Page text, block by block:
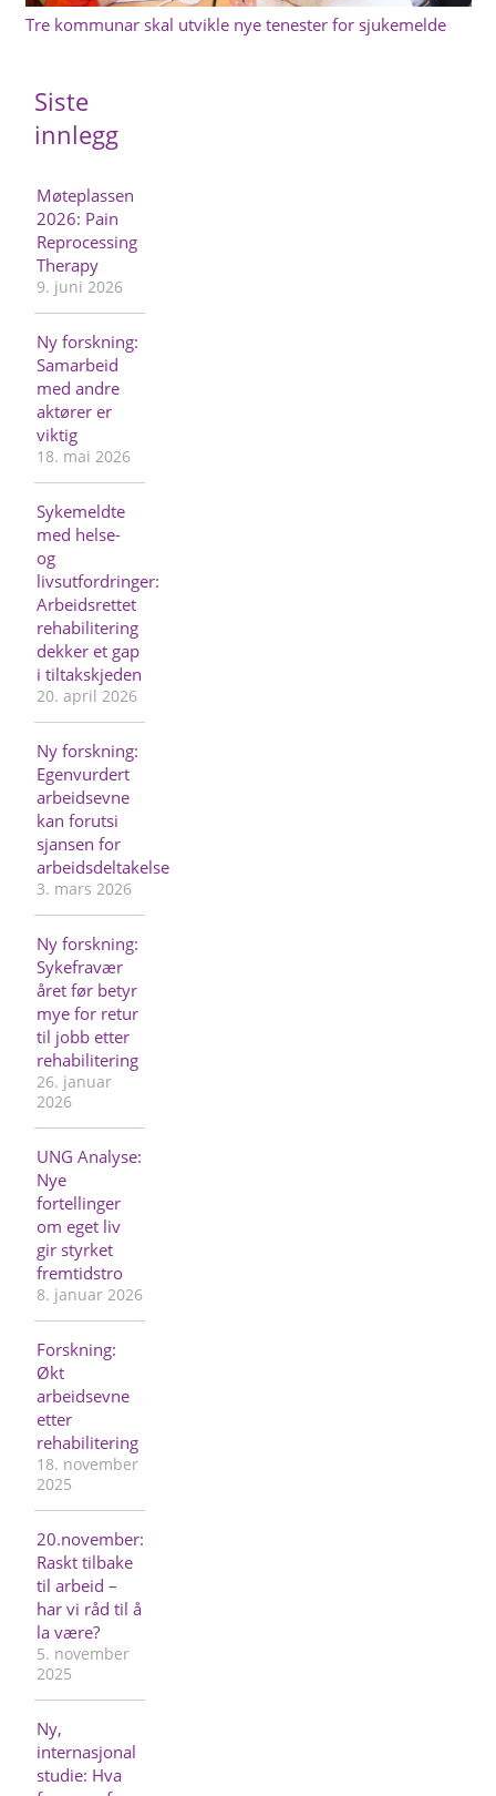
Tre kommunar skal utvikle nye tenester for sjukemelde
Siste
innlegg
Møteplassen
2026: Pain
Reprocessing
Therapy
9. juni 2026
Ny forskning:
Samarbeid
med andre
aktører er
viktig
18. mai 2026
Sykemeldte
med helse-
og
livsutfordringer:
Arbeidsrettet
rehabilitering
dekker et gap
i tiltakskjeden
20. april 2026
Ny forskning:
Egenvurdert
arbeidsevne
kan forutsi
sjansen for
arbeidsdeltakelse
3. mars 2026
Ny forskning:
Sykefravær
året før betyr
mye for retur
til jobb etter
rehabilitering
26. januar
2026
UNG Analyse:
Nye
fortellinger
om eget liv
gir styrket
fremtidstro
8. januar 2026
Forskning:
Økt
arbeidsevne
etter
rehabilitering
18. november
2025
20.november:
Raskt tilbake
til arbeid –
har vi råd til å
la være?
5. november
2025
Ny,
internasjonal
studie: Hva